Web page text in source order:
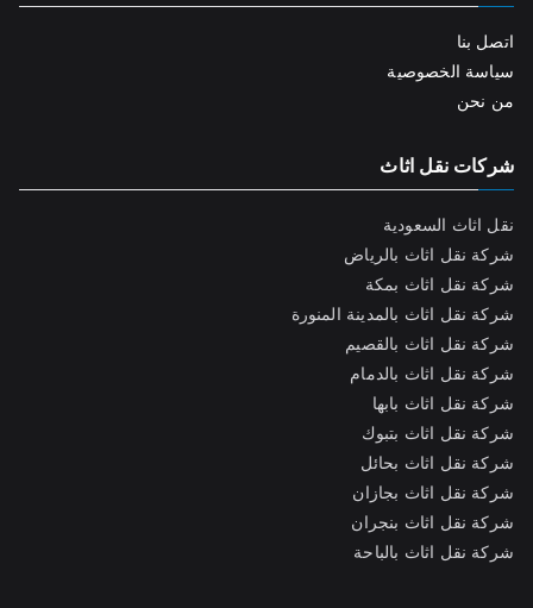
اتصل بنا
سياسة الخصوصية
من نحن
شركات نقل اثاث
نقل اثاث السعودية
شركة نقل اثاث بالرياض
شركة نقل اثاث بمكة
شركة نقل اثاث بالمدينة المنورة
شركة نقل اثاث بالقصيم
شركة نقل اثاث بالدمام
شركة نقل اثاث بابها
شركة نقل اثاث بتبوك
شركة نقل اثاث بحائل
شركة نقل اثاث بجازان
شركة نقل اثاث بنجران
شركة نقل اثاث بالباحة